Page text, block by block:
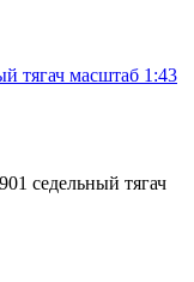
тягач масштаб 1:43
седельный тягач